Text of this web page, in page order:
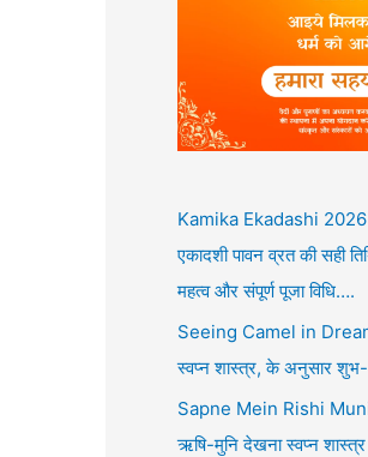
Kamika Ekadashi 2026
एकादशी पावन व्रत की सही
महत्व और संपूर्ण पूजा विधि….
Seeing Camel in
स्वप्न शास्त्र, के अनुसार
Sapne Mein Rishi
ऋषि-मुनि देखना स्वप्न